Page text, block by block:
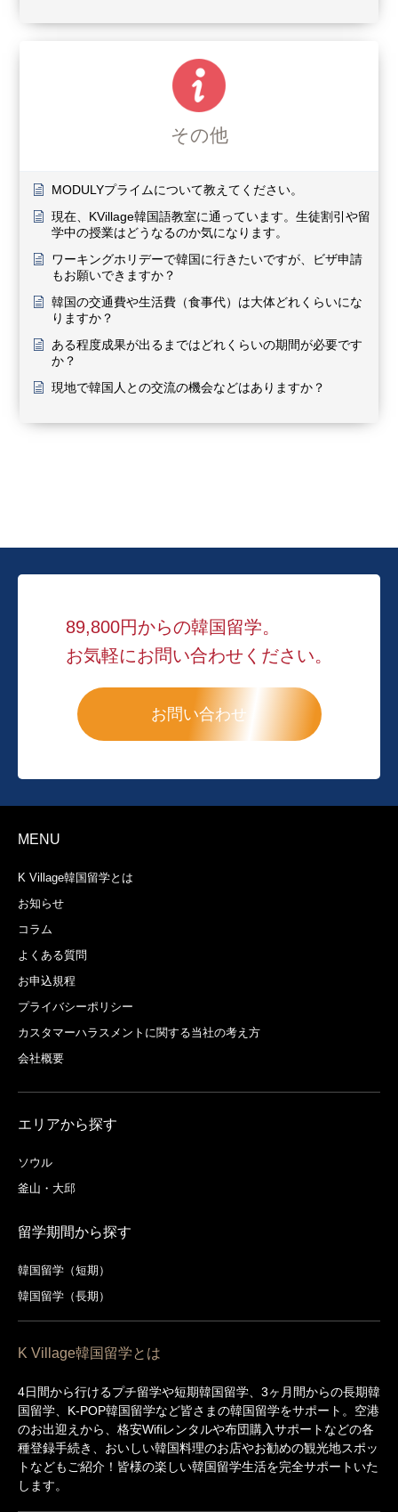
その他
MODULYプライムについて教えてください。
現在、KVillage韓国語教室に通っています。生徒割引や留
学中の授業はどうなるのか気になります。
ワーキングホリデーで韓国に行きたいですが、ビザ申請
もお願いできますか？
韓国の交通費や生活費（食事代）は大体どれくらいにな
りますか？
ある程度成果が出るまではどれくらいの期間が必要です
か？
現地で韓国人との交流の機会などはありますか？
89,800円からの韓国留学。
お気軽にお問い合わせください。
お問い合わせ
MENU
K Village韓国留学とは
お知らせ
コラム
よくある質問
お申込規程
プライバシーポリシー
カスタマーハラスメントに関する当社の考え方
会社概要
エリアから探す
ソウル
釜山・大邱
留学期間から探す
韓国留学（短期）
韓国留学（長期）
K Village韓国留学とは
4日間から行けるプチ留学や短期韓国留学、3ヶ月間からの長期韓
国留学、K-POP韓国留学など皆さまの韓国留学をサポート。空港
のお出迎えから、格安Wifiレンタルや布団購入サポートなどの各
種登録手続き、おいしい韓国料理のお店やお勧めの観光地スポッ
トなどもご紹介！皆様の楽しい韓国留学生活を完全サポートいた
します。